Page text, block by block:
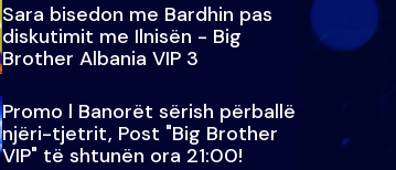
Sara bisedon me Bardhin pas
diskutimit me Ilnisën - Big
Brother Albania VIP 3
Promo l Banorët sërish përballë
njëri-tjetrit, Post "Big Brother
VIP" të shtunën ora 21:00!